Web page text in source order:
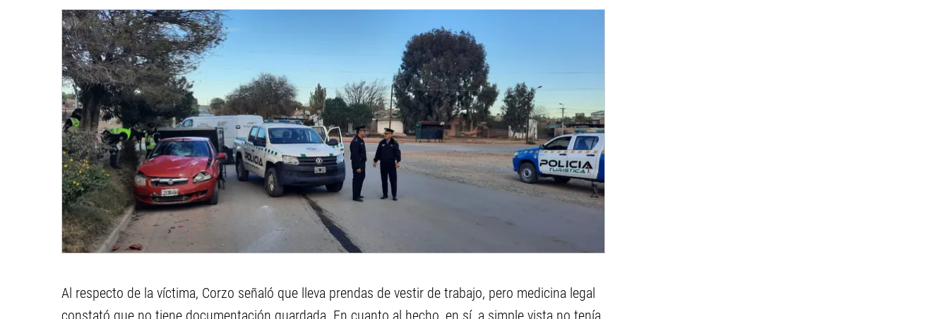
Al respecto de la víctima, Corzo señaló que lleva prendas de vestir de trabajo, pero medicina legal
constató que no tiene documentación guardada. En cuanto al hecho, en sí, a simple vista no tenía